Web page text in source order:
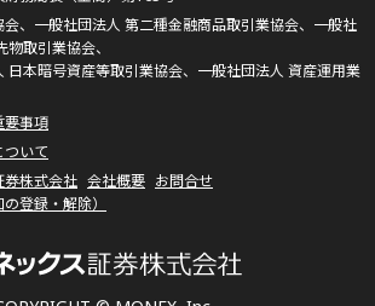
会、一般社団法人 第二種金融商品取引業協会、一般社
取引業協会、
日本暗号資産等取引業協会、一般社団法人 資産運用業
要事項
いて
券株式会社 会社概要 お問合せ
登録・解除）